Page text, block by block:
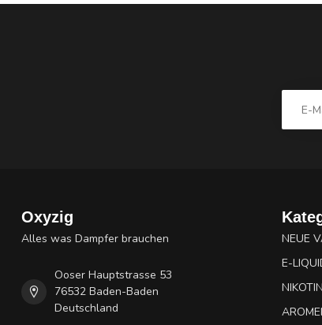
Oxyzig
Alles was Dampfer brauchen
Ooser Hauptstrasse 53
76532 Baden-Baden
Deutschland
NEUE
E-